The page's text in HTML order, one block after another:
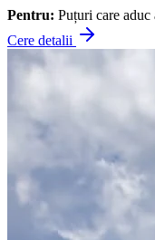
Pentru: Puțuri care aduc
Cere detalii